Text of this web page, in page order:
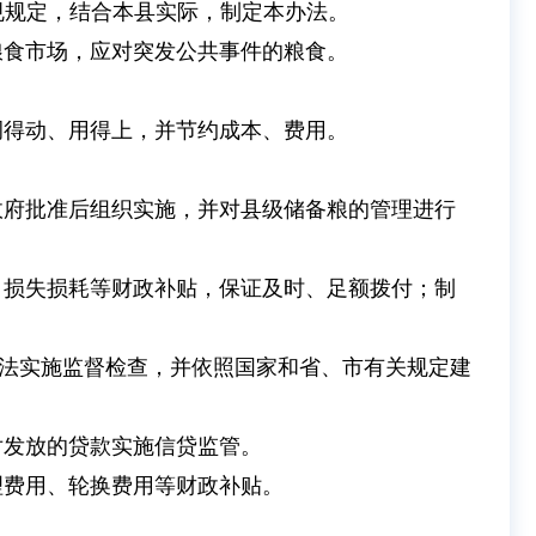
定，结合本县实际，制定本办法。
市场，应对突发公共事件的粮食。
动、用得上，并节约成本、费用。
批准后组织实施，并对县级储备粮的管理进行
失损耗等财政补贴，保证及时、足额拨付；制
实施监督检查，并依照国家和省、市有关规定建
放的贷款实施信贷监管。
用、轮换费用等财政补贴。